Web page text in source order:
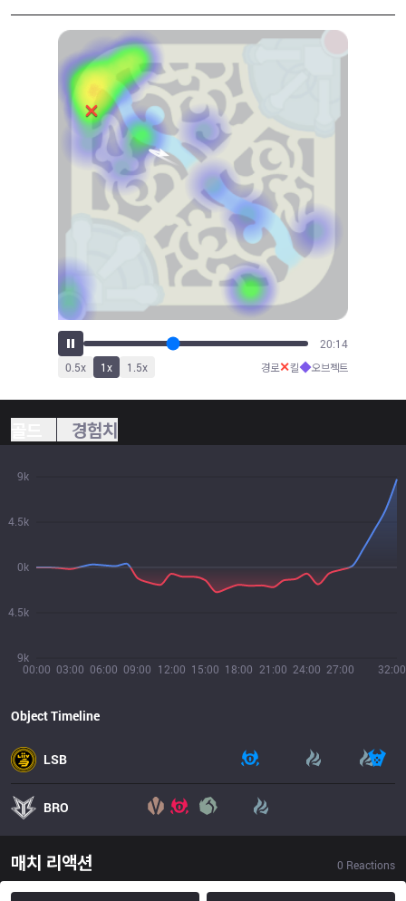
22:14
0.5x 1x 1.5x 경로✕킬◆오브젝트
경험치
00:00 03:00 06:00 09:00 12:00 15:00 18:00 21:00 24:00 27:00 32:00
9k
4.5k
0k
4.5k
9k
Object Timeline
LSB
BRO
매치 리액션 0 Reactions